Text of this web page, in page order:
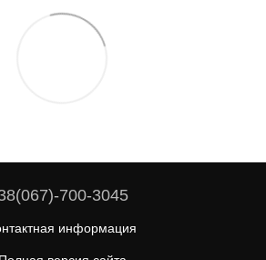
700-3045
информация